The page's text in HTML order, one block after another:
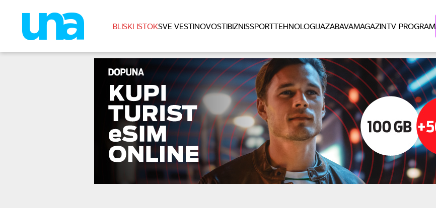
BLISKI ISTOKSVE VESTINOVOSTIBIZNISSPORTTEHNOLOGIJAZABAVAMAGAZINTV PROGRAM